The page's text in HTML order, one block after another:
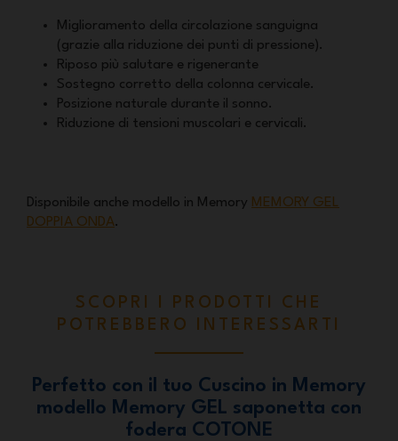
Miglioramento della circolazione sanguigna
(grazie alla riduzione dei punti di pressione).
Riposo più salutare e rigenerante
Sostegno corretto della colonna cervicale.
Posizione naturale durante il sonno.
Riduzione di tensioni muscolari e cervicali.
Disponibile anche modello in Memory MEMORY GEL
DOPPIA ONDA.
SCOPRI I PRODOTTI CHE
POTREBBERO INTERESSARTI
Perfetto con il tuo Cuscino in Memory
modello Memory GEL saponetta con
fodera COTONE